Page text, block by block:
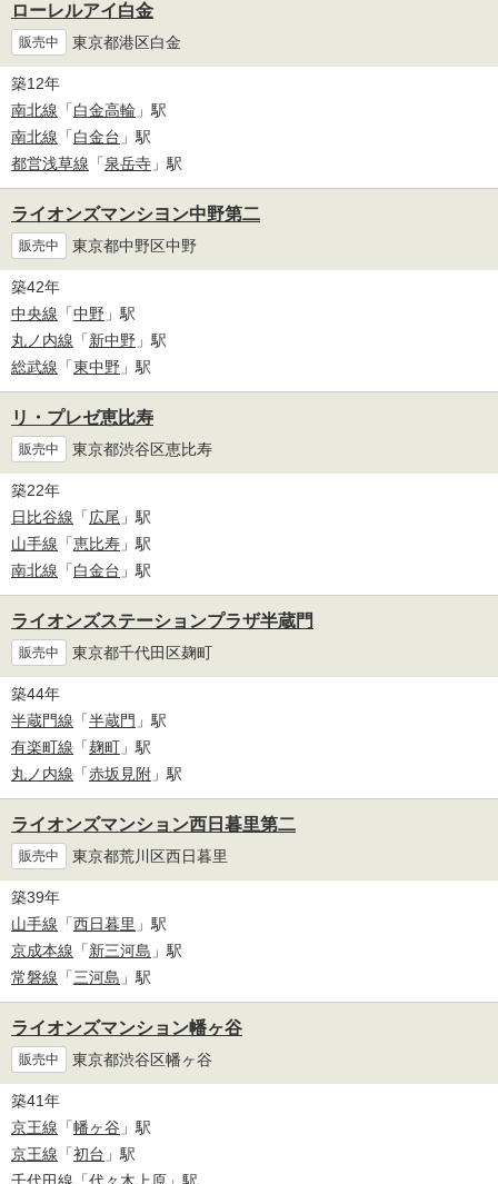
ローレルアイ白金
販売中 東京都港区白金
築12年
南北線 「白金高輪 」駅
南北線 「白金台 」駅
都営浅草線 「泉岳寺 」駅
ライオンズマンシヨン中野第二
販売中 東京都中野区中野
築42年
中央線 「中野 」駅
丸ノ内線 「新中野 」駅
総武線 「東中野 」駅
リ・プレゼ恵比寿
販売中 東京都渋谷区恵比寿
築22年
日比谷線 「広尾 」駅
山手線 「恵比寿 」駅
南北線 「白金台 」駅
ライオンズステーションプラザ半蔵門
販売中 東京都千代田区麹町
築44年
半蔵門線 「半蔵門 」駅
有楽町線 「麹町 」駅
丸ノ内線 「赤坂見附 」駅
ライオンズマンション西日暮里第二
販売中 東京都荒川区西日暮里
築39年
山手線 「西日暮里 」駅
京成本線 「新三河島 」駅
常磐線 「三河島 」駅
ライオンズマンション幡ヶ谷
販売中 東京都渋谷区幡ヶ谷
築41年
京王線 「幡ヶ谷 」駅
京王線 「初台 」駅